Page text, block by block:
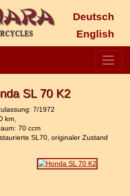
Deutsch
English
SL 70 K2
7/1972
km,
70 ccm
SL70, originaler Zustand